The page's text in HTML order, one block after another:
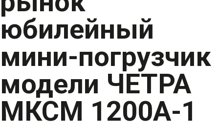
юбилейный
мини-погрузчик
модели ЧЕТРА
МКСМ 1200А-1